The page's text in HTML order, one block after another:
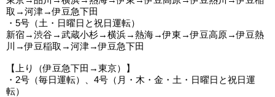
取→河津→伊豆急下田
・5号（土・日曜日と祝日運転）
新宿→渋谷→武蔵小杉→横浜→熱海→伊東→伊豆高原→伊豆熱
川→伊豆稲取→河津→伊豆急下田
【上り（伊豆急下田→東京）】
・2号（毎日運転）、4号（月・木・金・土・日曜日と祝日運
転）